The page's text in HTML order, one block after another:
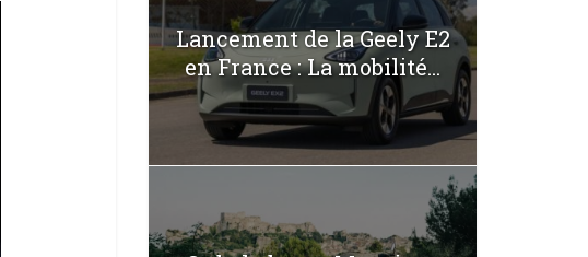
Lancement de la Geely E2
en France : La mobilité...